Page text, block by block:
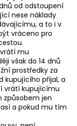
od odstoupení
nese náklady
a to i v
vráceno pro
mu
však do 14 dnů
prostředky za
kupujícího přijal, a
vrátí kupujícímu
způsobem jen
a pokud mu tím